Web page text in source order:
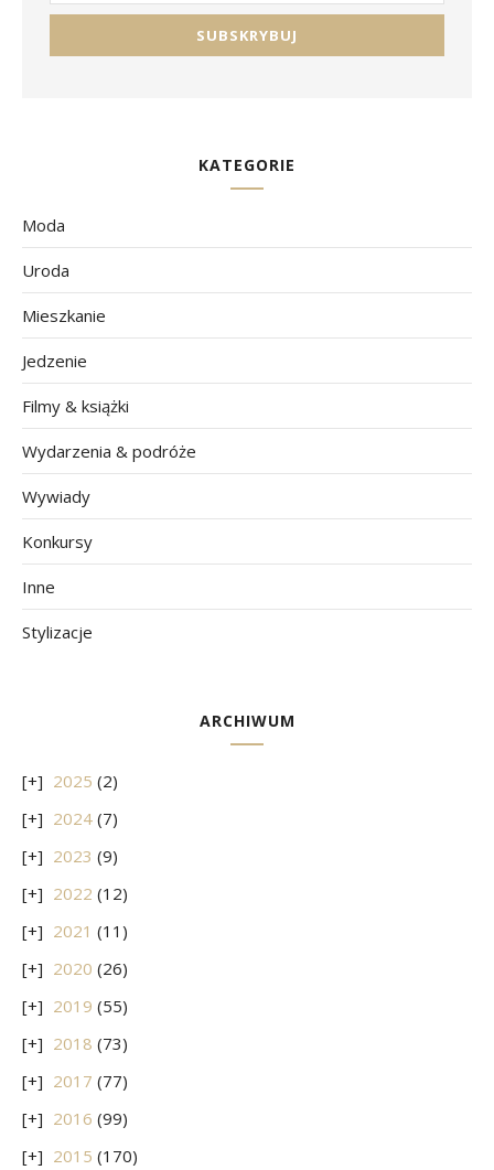
KATEGORIE
Moda
Uroda
Mieszkanie
Jedzenie
Filmy & książki
Wydarzenia & podróże
Wywiady
Konkursy
Inne
Stylizacje
ARCHIWUM
2025 (2)
2024 (7)
2023 (9)
2022 (12)
2021 (11)
2020 (26)
2019 (55)
2018 (73)
2017 (77)
2016 (99)
2015 (170)